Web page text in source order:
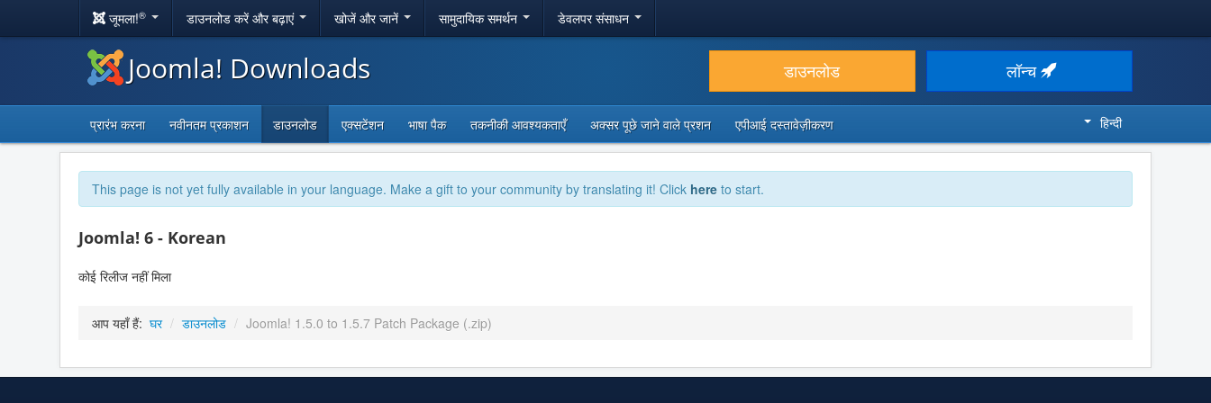
जूमला!® डाउनलोड करें और बढ़ाएं खोजें और जानें सामुदायिक समर्थन डेवलपर संसाधन
Joomla! Downloads डाउनलोड लॉन्च
प्रारंभ करना नवीनतम प्रकाशन डाउनलोड एक्सटेंशन भाषा पैक तकनीकी आवश्यकताएँ अक्सर पूछे जाने वाले प्रशन एपीआई दस्तावेज़ीकरण हिन्दी
This page is not yet fully available in your language. Make a gift to your community by translating it! Click here to start.
Joomla! 6 - Korean
कोई रिलीज नहीं मिला
आप यहाँ हैं: घर / डाउनलोड / Joomla! 1.5.0 to 1.5.7 Patch Package (.zip)